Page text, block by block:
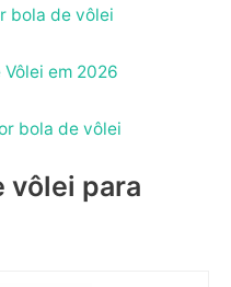
bola de vôlei
em 2026
bola de vôlei
vôlei para